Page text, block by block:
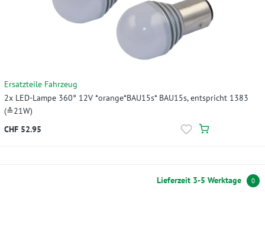
Ersatzteile Fahrzeug
2x LED-Lampe 360° 12V *orange*BAU15s* BAU15s, entspricht 1383
(≙21W)
CHF 52.95
Lieferzeit 3-5 Werktage 0